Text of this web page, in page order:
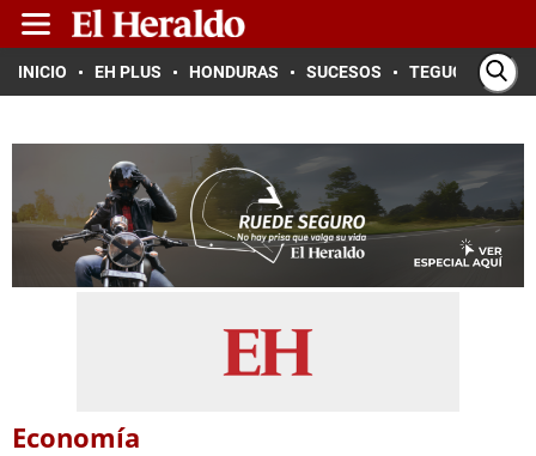
INICIO EH PLUS HONDURAS SUCESOS TEGUCIGALPA
Economía